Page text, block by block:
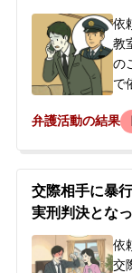
依
教
の
で
部
ん
前
務
弁護活動の結果
交際相手に暴
実刑判決とな
依
交